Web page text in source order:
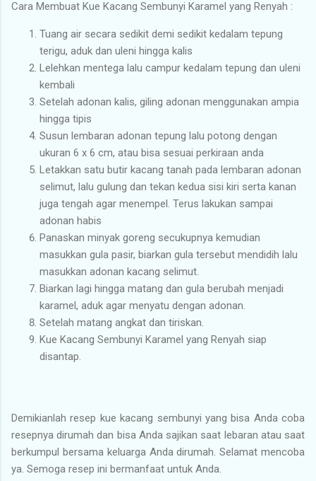
Cara Membuat Kue Kacang Sembunyi Karamel yang Renyah :
Tuang air secara sedikit demi sedikit kedalam tepung
terigu, aduk dan uleni hingga kalis
Lelehkan mentega lalu campur kedalam tepung dan uleni
kembali
Setelah adonan kalis, giling adonan menggunakan ampia
hingga tipis
Susun lembaran adonan tepung lalu potong dengan
ukuran 6 x 6 cm, atau bisa sesuai perkiraan anda
Letakkan satu butir kacang tanah pada lembaran adonan
selimut, lalu gulung dan tekan kedua sisi kiri serta kanan
juga tengah agar menempel. Terus lakukan sampai
adonan habis
Panaskan minyak goreng secukupnya kemudian
masukkan gula pasir, biarkan gula tersebut mendidih lalu
masukkan adonan kacang selimut.
Biarkan lagi hingga matang dan gula berubah menjadi
karamel, aduk agar menyatu dengan adonan.
Setelah matang angkat dan tiriskan.
Kue Kacang Sembunyi Karamel yang Renyah siap
disantap.
Demikianlah resep kue kacang sembunyi yang bisa Anda coba
resepnya dirumah dan bisa Anda sajikan saat lebaran atau saat
berkumpul bersama keluarga Anda dirumah. Selamat mencoba
ya. Semoga resep ini bermanfaat untuk Anda.